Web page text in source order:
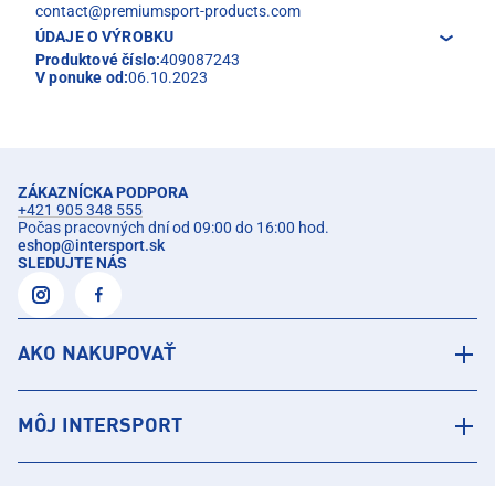
contact@premiumsport-products.com
ÚDAJE O VÝROBKU
Produktové číslo:409087243
V ponuke od:06.10.2023
ZÁKAZNÍCKA PODPORA
+421 905 348 555
Počas pracovných dní od 09:00 do 16:00 hod.
eshop@intersport.sk
SLEDUJTE NÁS
AKO NAKUPOVAŤ
MÔJ INTERSPORT